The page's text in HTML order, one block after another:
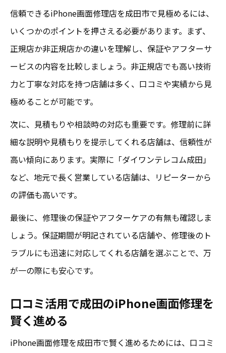
信頼できるiPhone画面修理店を成田市で見極めるには、
いくつかのポイントを押さえる必要があります。まず、
正規店か非正規店かの違いを理解し、保証やアフターサ
ービスの内容を比較しましょう。非正規店でも高い技術
力と丁寧な対応を持つ店舗は多く、口コミや実績から見
極めることが可能です。
次に、見積もりや相談時の対応も重要です。修理前に詳
細な説明や見積もりを提示してくれる店舗は、信頼性が
高い傾向にあります。実際に「ダイワンテレコム成田」
など、地元で長く営業している店舗は、リピーターから
の評価も高いです。
最後に、修理後の保証やアフターケアの有無も確認しま
しょう。保証期間が明記されている店舗や、修理後のト
ラブルにも迅速に対応してくれる店舗を選ぶことで、万
が一の際にも安心です。
口コミ活用で成田のiPhone画面修理を
賢く進める
iPhone画面修理を成田市で賢く進めるためには、口コミ